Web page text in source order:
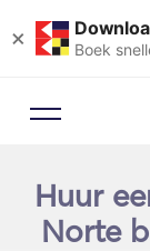
× Boek
Huur
Norte